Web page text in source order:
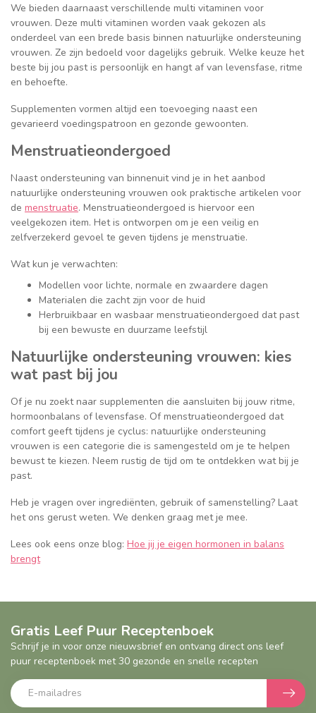
We bieden daarnaast verschillende multi vitaminen voor
vrouwen. Deze multi vitaminen worden vaak gekozen als
onderdeel van een brede basis binnen natuurlijke ondersteuning
vrouwen. Ze zijn bedoeld voor dagelijks gebruik. Welke keuze het
beste bij jou past is persoonlijk en hangt af van levensfase, ritme
en behoefte.
Supplementen vormen altijd een toevoeging naast een
gevarieerd voedingspatroon en gezonde gewoonten.
Menstruatieondergoed
Naast ondersteuning van binnenuit vind je in het aanbod
natuurlijke ondersteuning vrouwen ook praktische artikelen voor
de menstruatie. Menstruatieondergoed is hiervoor een
veelgekozen item. Het is ontworpen om je een veilig en
zelfverzekerd gevoel te geven tijdens je menstruatie.
Wat kun je verwachten:
Modellen voor lichte, normale en zwaardere dagen
Materialen die zacht zijn voor de huid
Herbruikbaar en wasbaar menstruatieondergoed dat past
bij een bewuste en duurzame leefstijl
Natuurlijke ondersteuning vrouwen: kies
wat past bij jou
Of je nu zoekt naar supplementen die aansluiten bij jouw ritme,
hormoonbalans of levensfase. Of menstruatieondergoed dat
comfort geeft tijdens je cyclus: natuurlijke ondersteuning
vrouwen is een categorie die is samengesteld om je te helpen
bewust te kiezen. Neem rustig de tijd om te ontdekken wat bij je
past.
Heb je vragen over ingrediënten, gebruik of samenstelling? Laat
het ons gerust weten. We denken graag met je mee.
Lees ook eens onze blog: Hoe jij je eigen hormonen in balans
brengt
Gratis Leef Puur Receptenboek
Schrijf je in voor onze nieuwsbrief en ontvang direct ons leef
puur receptenboek met 30 gezonde en snelle recepten